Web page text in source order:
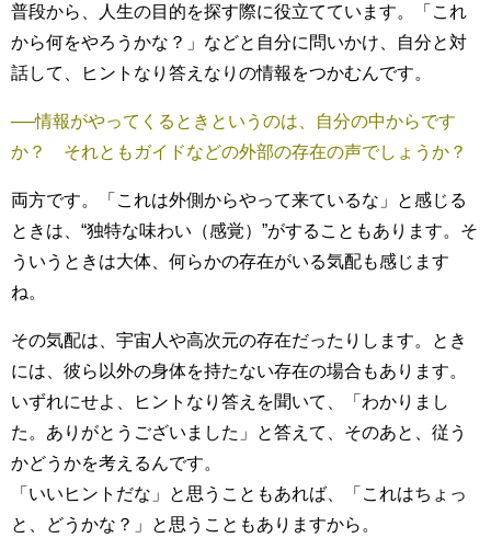
普段から、人生の目的を探す際に役立てています。「これ
から何をやろうかな？」などと自分に問いかけ、自分と対
話して、ヒントなり答えなりの情報をつかむんです。
──情報がやってくるときというのは、自分の中からです
か？ それともガイドなどの外部の存在の声でしょうか？
両方です。「これは外側からやって来ているな」と感じる
ときは、“独特な味わい（感覚）”がすることもあります。そ
ういうときは大体、何らかの存在がいる気配も感じます
ね。
その気配は、宇宙人や高次元の存在だったりします。とき
には、彼ら以外の身体を持たない存在の場合もあります。
いずれにせよ、ヒントなり答えを聞いて、「わかりまし
た。ありがとうございました」と答えて、そのあと、従う
かどうかを考えるんです。
「いいヒントだな」と思うこともあれば、「これはちょっ
と、どうかな？」と思うこともありますから。